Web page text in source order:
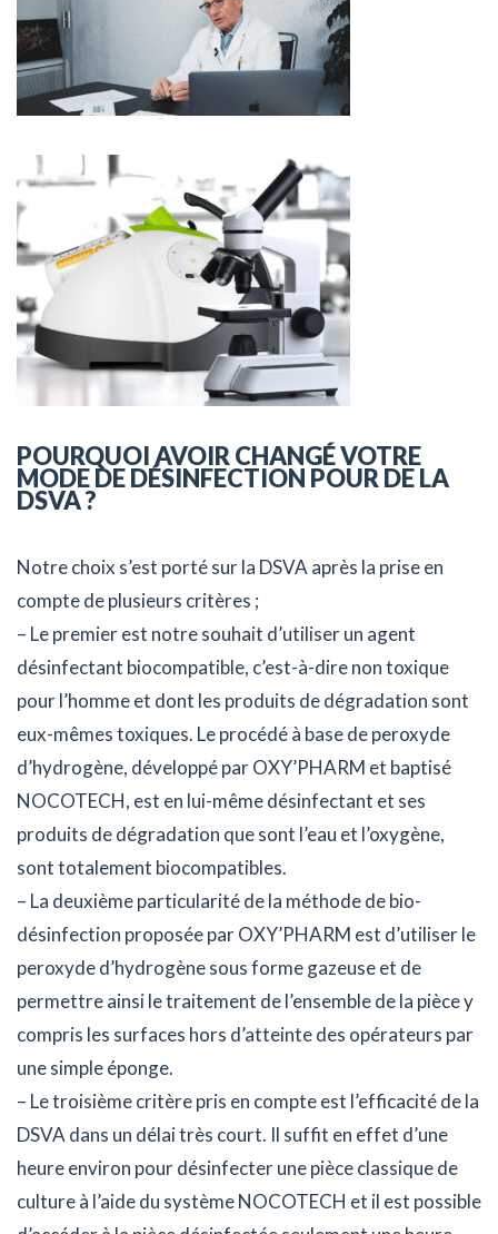
POURQUOI AVOIR CHANGÉ VOTRE
MODE DE DÉSINFECTION POUR DE LA
DSVA ?
Notre choix s’est porté sur la DSVA après la prise en
compte de plusieurs critères ;
– Le premier est notre souhait d’utiliser un agent
désinfectant biocompatible, c’est-à-dire non toxique
pour l’homme et dont les produits de dégradation sont
eux-mêmes toxiques. Le procédé à base de peroxyde
d’hydrogène, développé par OXY’PHARM et baptisé
NOCOTECH, est en lui-même désinfectant et ses
produits de dégradation que sont l’eau et l’oxygène,
sont totalement biocompatibles.
– La deuxième particularité de la méthode de bio-
désinfection proposée par OXY’PHARM est d’utiliser le
peroxyde d’hydrogène sous forme gazeuse et de
permettre ainsi le traitement de l’ensemble de la pièce y
compris les surfaces hors d’atteinte des opérateurs par
une simple éponge.
– Le troisième critère pris en compte est l’efficacité de la
DSVA dans un délai très court. Il suffit en effet d’une
heure environ pour désinfecter une pièce classique de
culture à l’aide du système NOCOTECH et il est possible